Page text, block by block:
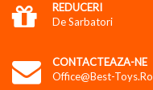
REDUCERI
De Sarbatori
CONTACTEAZA-NE
Office@best-Toys.ro